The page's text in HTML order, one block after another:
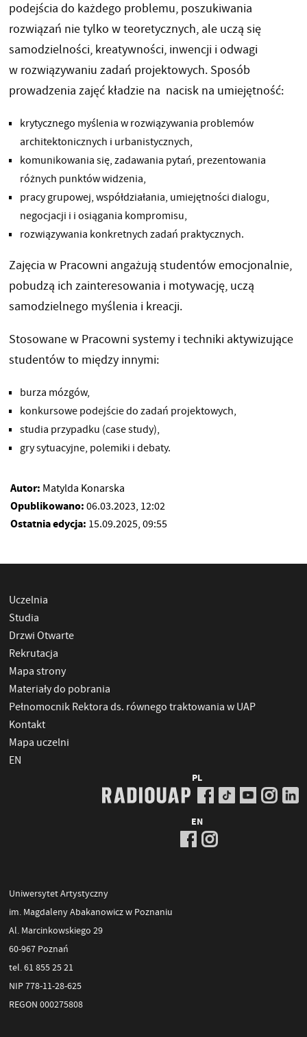
podejścia do każdego problemu, poszukiwania
rozwiązań nie tylko w teoretycznych, ale uczą się
samodzielności, kreatywności, inwencji i odwagi
w rozwiązywaniu zadań projektowych. Sposób
prowadzenia zajęć kładzie na nacisk na umiejętność:
krytycznego myślenia w rozwiązywania problemów
architektonicznych i urbanistycznych,
komunikowania się, zadawania pytań, prezentowania
różnych punktów widzenia,
pracy grupowej, współdziałania, umiejętności dialogu,
negocjacji i i osiągania kompromisu,
rozwiązywania konkretnych zadań praktycznych.
Zajęcia w Pracowni angażują studentów emocjonalnie,
pobudzą ich zainteresowania i motywację, uczą
samodzielnego myślenia i kreacji.
Stosowane w Pracowni systemy i techniki aktywizujące
studentów to między innymi:
burza mózgów,
konkursowe podejście do zadań projektowych,
studia przypadku (case study),
gry sytuacyjne, polemiki i debaty.
Autor: Matylda Konarska
Opublikowano: 06.03.2023, 12:02
Ostatnia edycja: 15.09.2025, 09:55
Uczelnia
Studia
Drzwi Otwarte
Rekrutacja
Mapa strony
Materiały do pobrania
Pełnomocnik Rektora ds. równego traktowania w UAP
Kontakt
Mapa uczelni
EN
PL
EN
Uniwersytet Artystyczny
im. Magdaleny Abakanowicz w Poznaniu
Al. Marcinkowskiego 29
60-967 Poznań
tel. 61 855 25 21
NIP 778-11-28-625
REGON 000275808